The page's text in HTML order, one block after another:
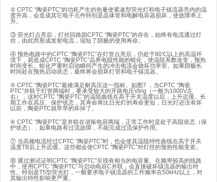
② CPTC “陶瓷PTC”的功耗产生的热量使紧凑型荧光灯和电子镇流器壳内的温
度升高，会造成其它电子元件特别是晶体管和电解电容器损坏，使故障率上
升。
③ 荧光灯点亮后，灯丝回路因CPTC “陶瓷PTC”的存在，始终有电流通过灯
丝，由此而形成发射电流，缩短了阴极的使用寿命。
④ 预热电路中的CPTC “陶瓷PTC”在灯管点亮后，仍处于80℃以上的高温环
境下，易造成CPTC “陶瓷PTC”晶界电阻性能的蜕化，使温阻系数改变，预热
时间变长。蜕化严重时启动瞬间产生的冲击电流会烧坏功率管。如果阴极长
时间处在预热启动状态，最终将会损坏灯管和电子镇流器。
⑤ CPTC “陶瓷PTC”最难满足耐高压这一指标。如图7 ，当CPTC “陶瓷
PTC”并联于灯管两端时，要承受较大的开路电压Vtrig（一般为1000V左
右），这时CPTC “陶瓷PTC”的温阻曲线在高于开关温度以后，上升迟缓。长
期工作在高压、保护状态，其寿命将比日光灯的寿命更短，日光灯还没有坏
以前，陶瓷PTC就早早的坏掉了。
⑥ CPTC “陶瓷PTC”是并联在谐振电容两端，正常工作时是处于高阻状态（保
护状态），如果电路有过流故障，不能完成过流保护作用。
⑦ 当高频电流经过CPTC “陶瓷PTC”时，也会使其温阻特性曲线在高于开关
温度TB后上升迟缓。这些都会使CPTC “陶瓷PTC”对灯丝的预热性能变差。
⑧ 通过测试证明CPTC “陶瓷PTC”呈现有相当的电容量。在频率较高的线路
中，使用CPTC “陶瓷PTC”与启动电容C并联，会直接破坏镇流器的输出特
性。特别是T5型荧光灯，一般要求电子镇流器的工作频率在50kHz以上，对
其输出特性影响更严重。